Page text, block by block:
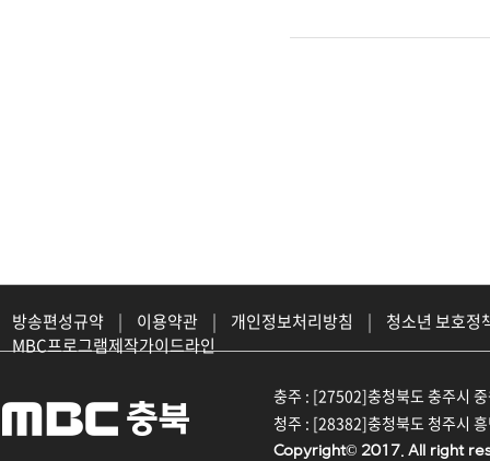
방송편성규약 | 이용약관 | 개인정보처리방침 |
청소년 보호정
MBC프로그램제작가이드라인
충주 : [27502]충청북도 충주시
청주 : [28382]충청북도 청주시
Copyright© 2017. All right